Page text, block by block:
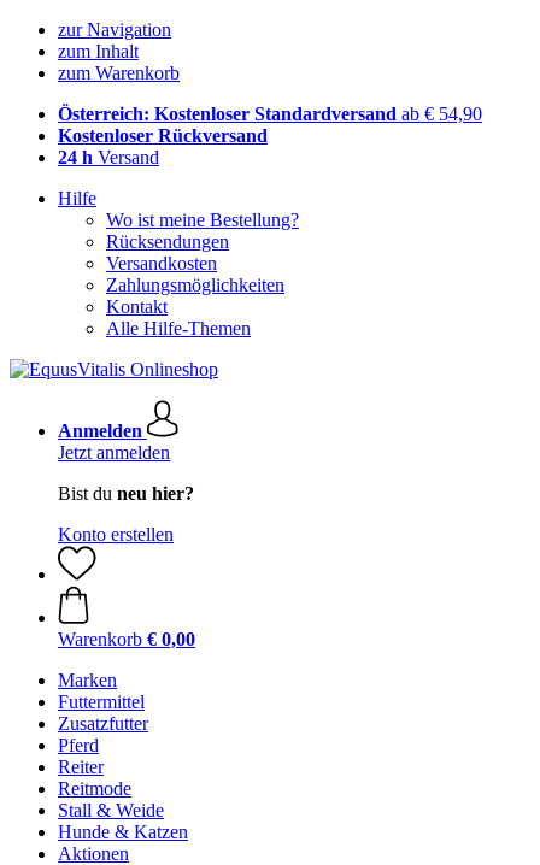
zur Navigation
zum Inhalt
zum Warenkorb
Österreich: Kostenloser Standardversand ab € 54,90
Kostenloser Rückversand
24 h Versand
Hilfe
Wo ist meine Bestellung?
Rücksendungen
Versandkosten
Zahlungsmöglichkeiten
Kontakt
Alle Hilfe-Themen
Anmelden
Jetzt anmelden
Bist du neu hier?
Konto erstellen
Warenkorb € 0,00
Marken
Futtermittel
Zusatzfutter
Pferd
Reiter
Reitmode
Stall & Weide
Hunde & Katzen
Aktionen